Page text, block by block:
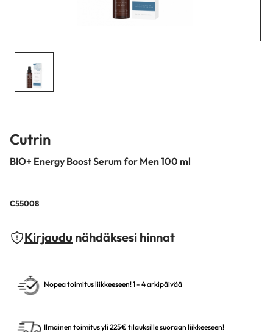
Cutrin
BIO+ Energy Boost Serum for Men 100 ml
C55008
Kirjaudu nähdäksesi hinnat
Nopea toimitus liikkeeseen! 1 - 4 arkipäivää
Ilmainen toimitus yli 225€ tilauksille suoraan liikkeeseen!